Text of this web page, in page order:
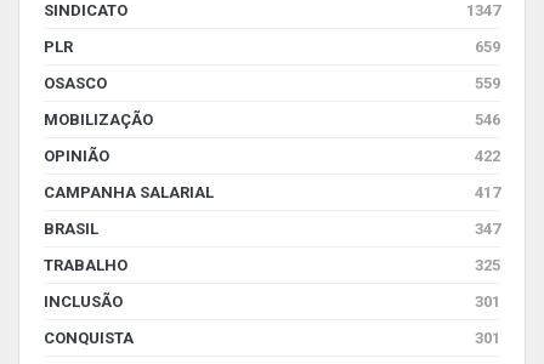
SINDICATO
1347
PLR
659
OSASCO
559
MOBILIZAÇÃO
546
OPINIÃO
422
CAMPANHA SALARIAL
417
BRASIL
347
TRABALHO
325
INCLUSÃO
301
CONQUISTA
301